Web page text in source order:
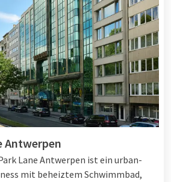
Antwerpen
Lane Antwerpen ist ein urban-
mit beheiztem Schwimmbad,